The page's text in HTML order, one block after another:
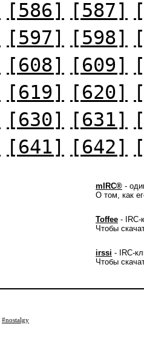
[586] [587]
[597] [598]
[608] [609]
[619] [620]
[630] [631]
[641] [642]
mIRC® -
О том, как
Toffee - IRC-
Чтобы
irssi - IRC-
Чтобы
#nostalgy